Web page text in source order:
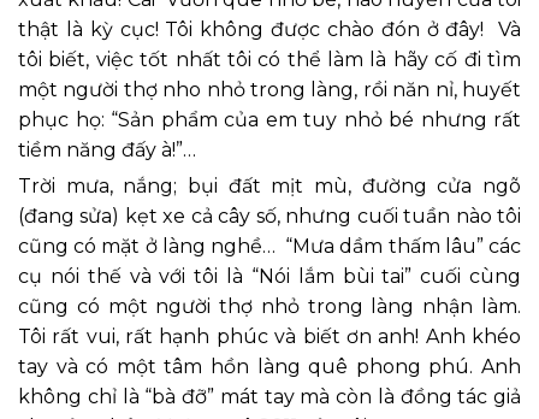
thật là kỳ cục! Tôi không được chào đón ở đây! Và
tôi biết, việc tốt nhất tôi có thể làm là hãy cố đi tìm
một người thợ nho nhỏ trong làng, rồi năn nỉ, huyết
phục họ: “Sản phẩm của em tuy nhỏ bé nhưng rất
tiềm năng đấy à!”…
Trời mưa, nắng; bụi đất mịt mù, đường cửa ngõ
(đang sửa) kẹt xe cả cây số, nhưng cuối tuần nào tôi
cũng có mặt ở làng nghề… “Mưa dầm thấm lâu” các
cụ nói thế và với tôi là “Nói lắm bùi tai” cuối cùng
cũng có một người thợ nhỏ trong làng nhận làm.
Tôi rất vui, rất hạnh phúc và biết ơn anh! Anh khéo
tay và có một tâm hồn làng quê phong phú. Anh
không chỉ là “bà đỡ” mát tay mà còn là đồng tác giả